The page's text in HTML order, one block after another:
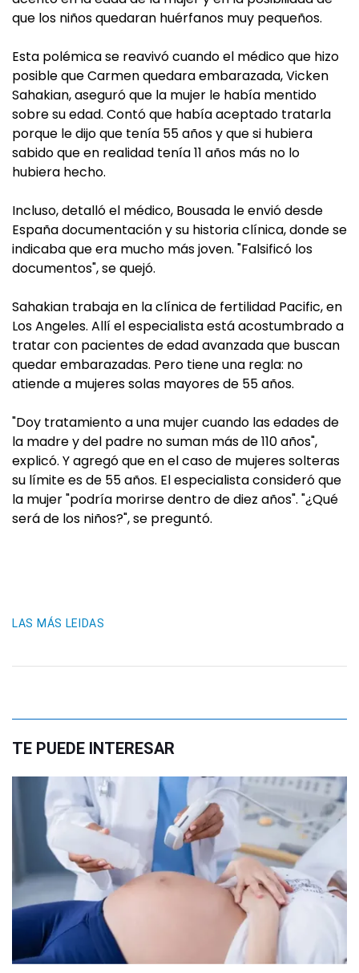
que los niños quedaran huérfanos muy pequeños.
Esta polémica se reavivó cuando el médico que hizo
posible que Carmen quedara embarazada, Vicken
Sahakian, aseguró que la mujer le había mentido
sobre su edad. Contó que había aceptado tratarla
porque le dijo que tenía 55 años y que si hubiera
sabido que en realidad tenía 11 años más no lo
hubiera hecho.
Incluso, detalló el médico, Bousada le envió desde
España documentación y su historia clínica, donde se
indicaba que era mucho más joven. "Falsificó los
documentos", se quejó.
Sahakian trabaja en la clínica de fertilidad Pacific, en
Los Angeles. Allí el especialista está acostumbrado a
tratar con pacientes de edad avanzada que buscan
quedar embarazadas. Pero tiene una regla: no
atiende a mujeres solas mayores de 55 años.
"Doy tratamiento a una mujer cuando las edades de
la madre y del padre no suman más de 110 años",
explicó. Y agregó que en el caso de mujeres solteras
su límite es de 55 años. El especialista consideró que
la mujer "podría morirse dentro de diez años". "¿Qué
será de los niños?", se preguntó.
LAS MÁS LEIDAS
TE PUEDE INTERESAR